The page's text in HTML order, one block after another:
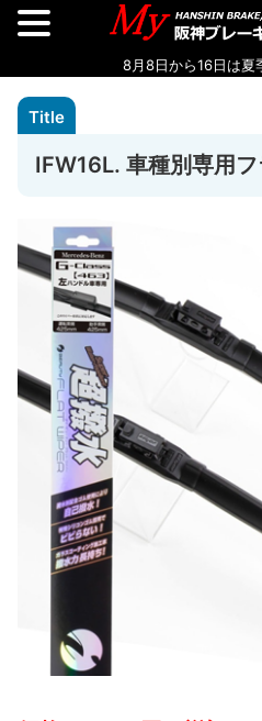
IFW16L. 車種別専用